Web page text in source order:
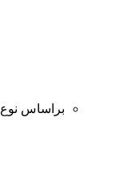
براساس نوع